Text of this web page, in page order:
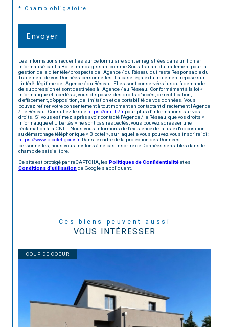
* Champ obligatoire
Envoyer
Les informations recueillies sur ce formulaire sont enregistrées dans un fichier
informatisé par La Boite Immo agissant comme Sous-traitant du traitement pour la
gestion de la clientèle/prospects de l'Agence / du Réseau qui reste Responsable du
Traitement de vos Données personnelles. La base légale du traitement repose sur
l'intérêt légitime de l'Agence / du Réseau. Elles sont conservées jusqu'à demande
de suppression et sont destinées à l'Agence / au Réseau. Conformément à la loi «
informatique et libertés », vous disposez des droits d’accès, de rectification,
d’effacement, d’opposition, de limitation et de portabilité de vos données. Vous
pouvez retirer votre consentement à tout moment en contactant directement l’Agence
/ Le Réseau. Consultez le site https://cnil.fr/fr pour plus d’informations sur vos
droits. Si vous estimez, après avoir contacté l'Agence / le Réseau, que vos droits «
Informatique et Libertés » ne sont pas respectés, vous pouvez adresser une
réclamation à la CNIL. Nous vous informons de l’existence de la liste d'opposition
au démarchage téléphonique « Bloctel », sur laquelle vous pouvez vous inscrire ici :
https://www.bloctel.gouv.fr. Dans le cadre de la protection des Données
personnelles, nous vous invitons à ne pas inscrire de Données sensibles dans le
champ de saisie libre.
Ce site est protégé par reCAPTCHA, les Politiques de Confidentialitéet es
Conditions d'utilisationde Google s'appliquent.
Ces biens peuvent aussi
VOUS INTÉRESSER
COUP DE COEUR